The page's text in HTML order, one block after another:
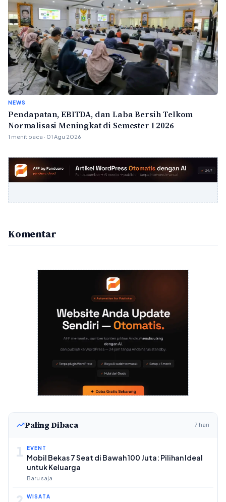
NEWS
Pendapatan, EBITDA, dan Laba Bersih Telkom
Normalisasi Meningkat di Semester I 2026
1 menit baca · 01 Agu 2026
Komentar
Paling Dibaca 7 hari
1 EVENT
Mobil Bekas 7 Seat di Bawah 100 Juta: Pilihan Ideal
untuk Keluarga
Baru saja
WISATA